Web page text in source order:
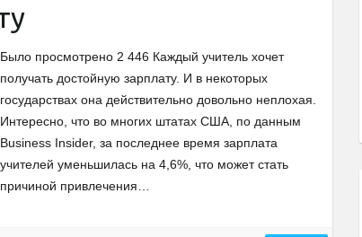
Было просмотрено 2 446 Каждый учитель хочет
получать достойную зарплату. И в некоторых
государствах она действительно довольно неплохая.
Интересно, что во многих штатах США, по данным
Business Insider, за последнее время зарплата
учителей уменьшилась на 4,6%, что может стать
причиной привлечения…